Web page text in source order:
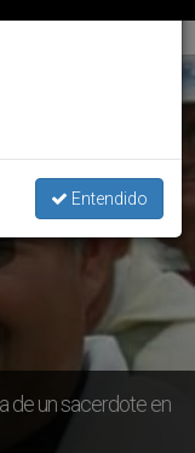
de un sacerdote en
Entendido